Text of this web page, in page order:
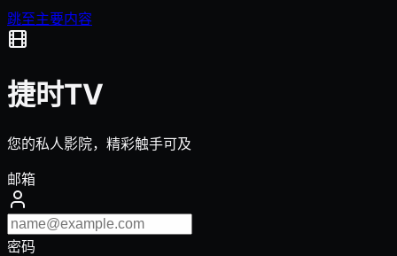
跳至主要内容
捷时TV
您的私人影院，精彩触手可及
邮箱
密码